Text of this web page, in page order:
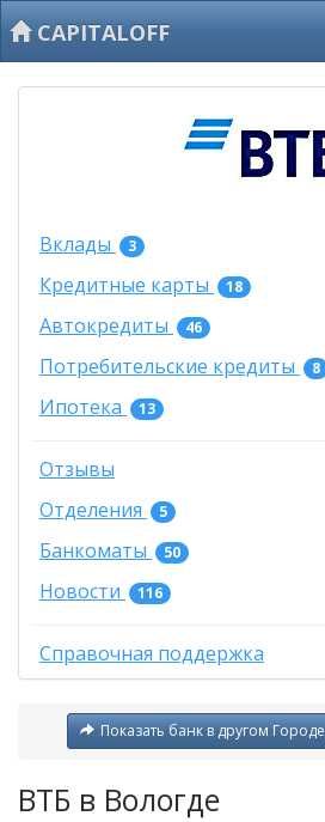
CAPITALOFF
Вклады 3
Кредитные карты 18
Автокредиты 46
Потребительские кредиты 8
Ипотека 13
Отзывы
Отделения
5
Банкоматы 50
Новости 116
Справочная поддержка
Показать банк в другом Городе
ВТБ в Вологде